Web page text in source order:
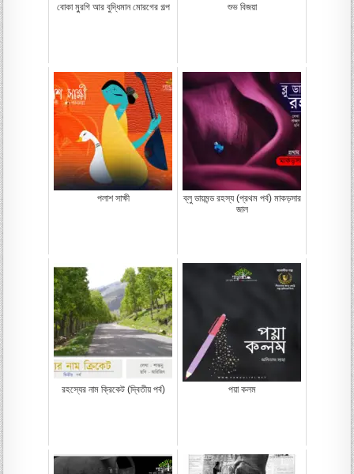
বোকা মু্রগি আর বুদ্ধিমান মোরগের গল্প শুভ বিজয়া
পলাশ সাক্ষী
ব্লু ডায়মন্ড রহস্য (প্রথম পর্ব) মাকড়সার
জাল
রহস্যের নাম ক্রিকেট (দ্বিতীয় পর্ব) পয়া কলম